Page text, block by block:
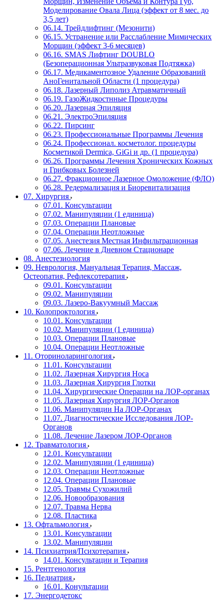
Моделирование Овала Лица (эффект от 8 мес. до
3,5 лет)
06.14. Трейдлифтинг (Мезонити)
06.15. Устранение или Расслабление Мимических
Морщин (эффект 3-6 месяцев)
06.16. SMAS Лифтинг DOUBLO
(Безоперационная Ультразвуковая Подтяжка)
06.17. Медикаментозное Удаление Образований
АноГенитальной Области (1 процедура)
06.18. Лазерный Липолиз Атравматичный
06.19. ГазоЖидкостнные Процедуры
06.20. Лазерная Эпиляция
06.21. ЭлектроЭпиляция
06.22. Пирсинг
06.23. Профессиональные Программы Лечения
06.24. Профессионал. косметолог. процедуры
Косметикой Dermica, GiGi и др. (1 процедура)
06.26. Программы Лечения Хронических Кожных
и Грибковых Болезней
06.27. Фракционное Лазерное Омоложение (ФЛО)
06.28. Редермализация и Биоревитализация
07. Хирургия
07.01. Консультации
07.02. Манипуляции (1 единица)
07.03. Операции Плановые
07.04. Операции Неотложные
07.05. Анестезия Местная Инфильтрационная
07.06. Лечение в Дневном Стационаре
08. Анестезиология
09. Неврология, Мануальная Терапия, Массаж,
Остеопатия, Рефлексотерапия
09.01. Консультации
09.02. Манипуляции
09.03. Лазеро-Вакуумный Массаж
10. Колопроктология
10.01. Консультации
10.02. Манипуляции (1 единица)
10.03. Операции Плановые
10.04. Операции Неотложные
11. Оториноларингология
11.01. Консультации
11.02. Лазерная Хирургия Носа
11.03. Лазерная Хирургия Глотки
11.04. Хирургические Операции на ЛОР-органах
11.05. Лазерная Хирургия ЛОР-Органов
11.06. Манипуляции На ЛОР-Органах
11.07. Диагностические Исследования ЛОР-
Органов
11.08. Лечение Лазером ЛОР-Органов
12. Травматология
12.01. Консультации
12.02. Манипуляции (1 единица)
12.03. Операции Неотложные
12.04. Операции Плановые
12.05. Травмы Сухожилий
12.06. Новообразования
12.07. Травма Нерва
12.08. Пластика
13. Офтальмология
13.01. Консультации
13.02. Манипуляции
14. Психиатрия/Психотерапия
14.01. Консультации и Терапия
15. Рентгенология
16. Педиатрия
16.01. Конультации
17. Энергодетокс